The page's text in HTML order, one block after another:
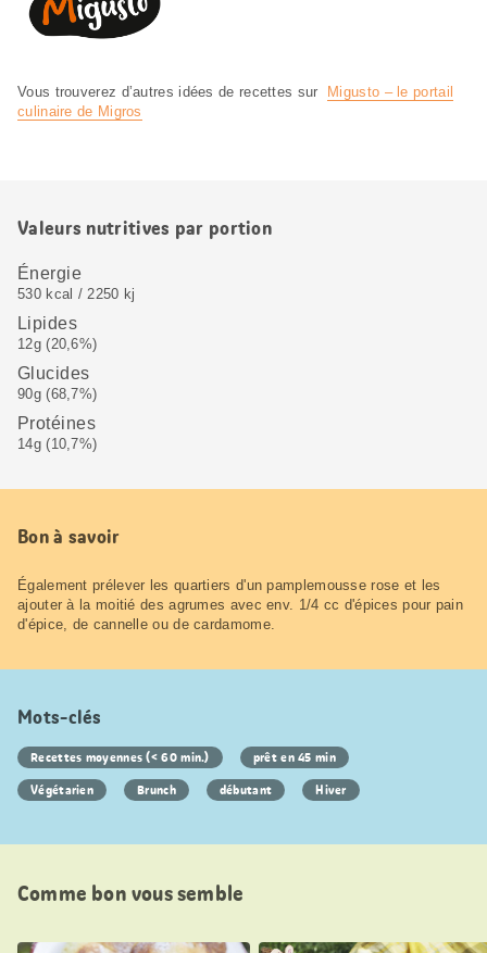
Vous trouverez d’autres idées de recettes sur
Migusto – le portail
culinaire de Migros
Valeurs nutritives par portion
Énergie
530 kcal / 2250 kj
Lipides
12g (20,6%)
Glucides
90g (68,7%)
Protéines
14g (10,7%)
Bon à savoir
Également prélever les quartiers d'un pamplemousse rose et les
ajouter à la moitié des agrumes avec env. 1/4 cc d'épices pour pain
d'épice, de cannelle ou de cardamome.
Mots-clés
Recettes moyennes (< 60 min.)
prêt en 45 min
Végétarien
Brunch débutant Hiver
Comme bon vous semble